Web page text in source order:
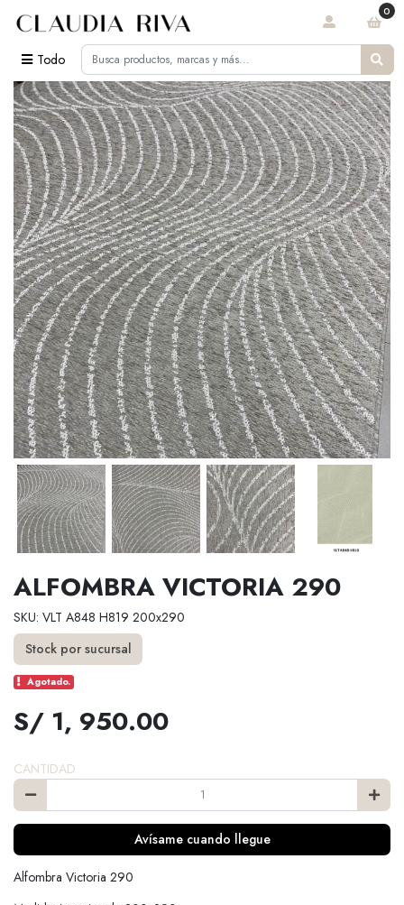
Todo
0
ALFOMBRA VICTORIA 290
SKU: VLT A848 H819 200x290
Stock por sucursal
Agotado.
S/ 1, 950.00
CANTIDAD
Avísame cuando llegue
Alfombra Victoria 290